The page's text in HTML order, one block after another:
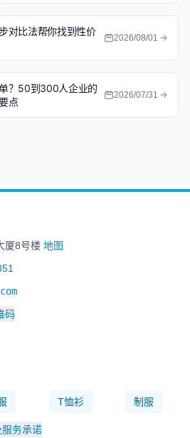
对比法帮你找到性价
2026/08/01
？50到300人企业的
点
2026/07/31
厦8号楼 地图
码
T恤衫 制服
务承诺